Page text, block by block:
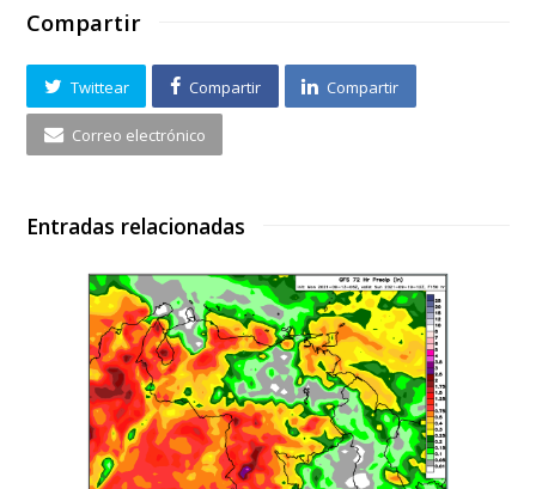
Compartir
Twittear Compartir Compartir
Correo electrónico
Entradas relacionadas